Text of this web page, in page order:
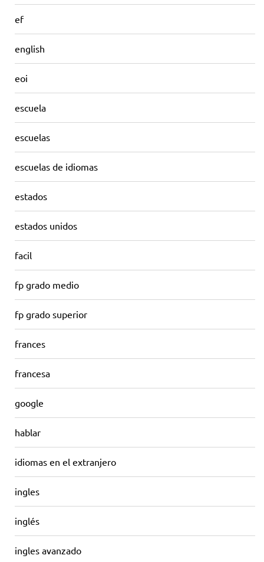
ef
english
eoi
escuela
escuelas
escuelas de idiomas
estados
estados unidos
facil
fp grado medio
fp grado superior
frances
francesa
google
hablar
idiomas en el extranjero
ingles
inglés
ingles avanzado